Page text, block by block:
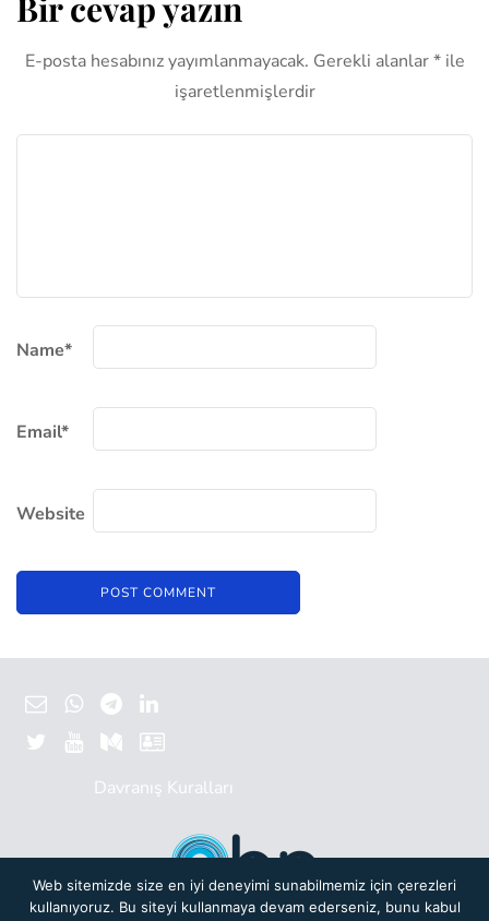
E-posta hesabınız yayımlanmayacak. Gerekli alanlar*ile
işaretlenmişlerdir
Name*
Email*
Website
Davranış Kuralları
Başlangıç Noktası bir yeni nesilTürkiye Bilişim Vakfı (TBV)oluşumudur.
Web sitemizde size en iyi deneyimi sunabilmemiz için çerezleri
kullanıyoruz. Bu siteyi kullanmaya devam ederseniz, bunu kabul